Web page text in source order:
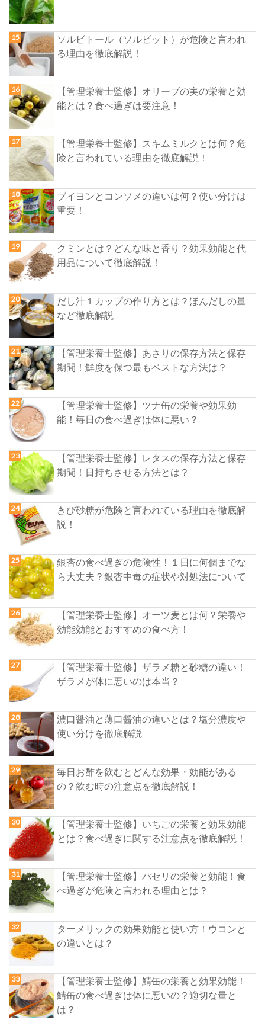
ソルビトール（ソルビット）が危険と言われ
る理由を徹底解説！
【管理栄養士監修】オリーブの実の栄養と効
能とは？食べ過ぎは要注意！
【管理栄養士監修】スキムミルクとは何？危
険と言われている理由を徹底解説！
ブイヨンとコンソメの違いは何？使い分けは
重要！
クミンとは？どんな味と香り？効果効能と代
用品について徹底解説！
だし汁１カップの作り方とは？ほんだしの量
など徹底解説
【管理栄養士監修】あさりの保存方法と保存
期間！鮮度を保つ最もベストな方法は？
【管理栄養士監修】ツナ缶の栄養や効果効
能！毎日の食べ過ぎは体に悪い？
【管理栄養士監修】レタスの保存方法と保存
期間！日持ちさせる方法とは？
きび砂糖が危険と言われている理由を徹底解
説！
銀杏の食べ過ぎの危険性！１日に何個までな
ら大丈夫？銀杏中毒の症状や対処法について
【管理栄養士監修】オーツ麦とは何？栄養や
効能効能とおすすめの食べ方！
【管理栄養士監修】ザラメ糖と砂糖の違い！
ザラメが体に悪いのは本当？
濃口醤油と薄口醤油の違いとは？塩分濃度や
使い分けを徹底解説
毎日お酢を飲むとどんな効果・効能がある
の？飲む時の注意点を徹底解説！
【管理栄養士監修】いちごの栄養と効果効能
とは？食べ過ぎに関する注意点を徹底解説！
【管理栄養士監修】パセリの栄養と効能！食
べ過ぎが危険と言われる理由とは？
ターメリックの効果効能と使い方！ウコンと
の違いとは？
【管理栄養士監修】鯖缶の栄養と効果効能！
鯖缶の食べ過ぎは体に悪いの？適切な量と
は？